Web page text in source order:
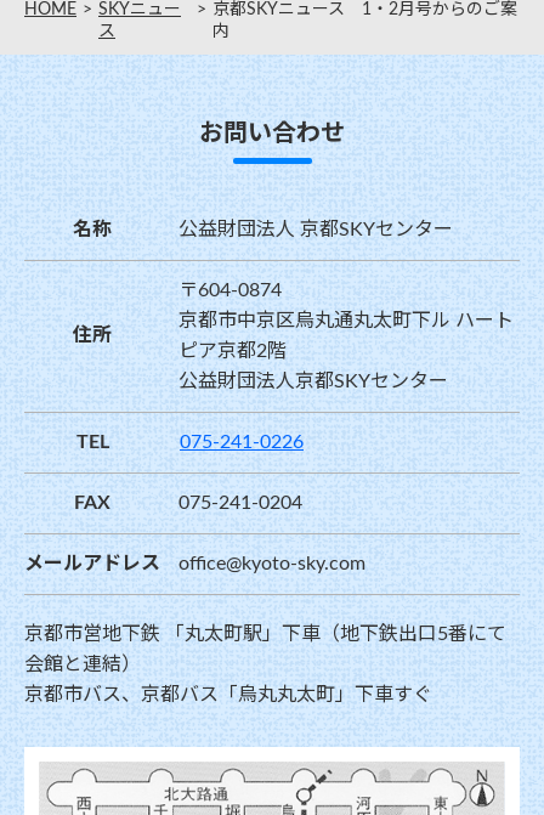
HOME
SKYニュー
ス
京都SKYニュース 1・2月号からのご案
内
お問い合わせ
名称 公益財団法人 京都SKYセンター
住所
〒604-0874
京都市中京区烏丸通丸太町下ル ハート
ピア京都2階
公益財団法人京都SKYセンター
TEL 075-241-0226
FAX 075-241-0204
メールアドレス office@kyoto-sky.com
京都市営地下鉄 「丸太町駅」下車（地下鉄出口5番にて
会館と連結）
京都市バス、京都バス「烏丸丸太町」下車すぐ